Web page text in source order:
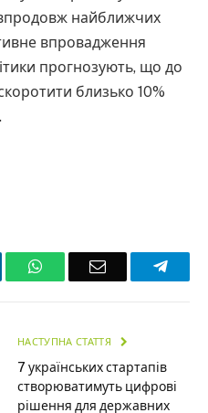
найближчих
впровадження
прогнозують, що до
близько 10%
WhatsAppEmail
НАСТУПНА СТАТТЯ
7 українських стартапів
створюватимуть цифрові
рішення для державних